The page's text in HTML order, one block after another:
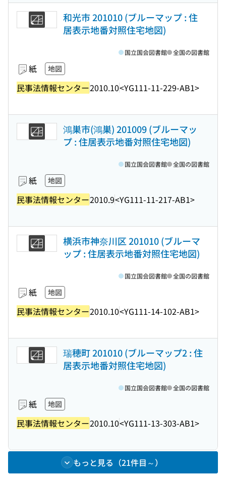
和光市 201010 (ブルーマップ : 住
居表示地番対照住宅地図)
紙 地図
民事法情報センター2010.10<YG111-11-229-AB1>
国立国会図書館 全国の図書館
鴻巣市(鴻巣) 201009 (ブルーマッ
プ : 住居表示地番対照住宅地図)
紙 地図
民事法情報センター2010.9<YG111-11-217-AB1>
国立国会図書館 全国の図書館
横浜市神奈川区 201010 (ブルーマ
ップ : 住居表示地番対照住宅地図)
紙 地図
民事法情報センター2010.10<YG111-14-102-AB1>
国立国会図書館 全国の図書館
瑞穂町 201010 (ブルーマップ2 : 住
居表示地番対照住宅地図)
紙 地図
民事法情報センター2010.10<YG111-13-303-AB1>
国立国会図書館 全国の図書館
もっと見る（21件目～）